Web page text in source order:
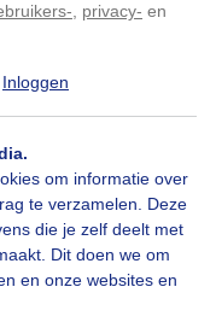
privacy- en
Inloggen
om informatie over
te verzamelen. Deze
die je zelf deelt met
Dit doen we om
en onze websites en
passen